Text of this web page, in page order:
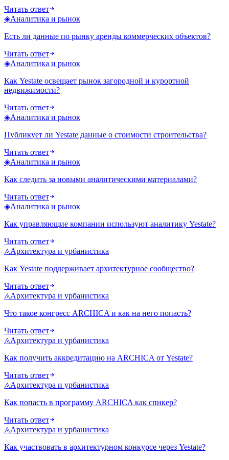
Читать ответ
◈Аналитика и рынок
Есть ли данные по рынку аренды коммерческих объектов?
Читать ответ
◈Аналитика и рынок
Как Yestate освещает рынок загородной и курортной
недвижимости?
Читать ответ
◈Аналитика и рынок
Публикует ли Yestate данные о стоимости строительства?
Читать ответ
◈Аналитика и рынок
Как следить за новыми аналитическими материалами?
Читать ответ
◈Аналитика и рынок
Как управляющие компании используют аналитику Yestate?
Читать ответ
◬Архитектура и урбанистика
Как Yestate поддерживает архитектурное сообщество?
Читать ответ
◬Архитектура и урбанистика
Что такое конгресс ARCHICA и как на него попасть?
Читать ответ
◬Архитектура и урбанистика
Как получить аккредитацию на ARCHICA от Yestate?
Читать ответ
◬Архитектура и урбанистика
Как попасть в программу ARCHICA как спикер?
Читать ответ
◬Архитектура и урбанистика
Как участвовать в архитектурном конкурсе через Yestate?